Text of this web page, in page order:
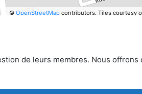
© OpenStreetMapcontributors. Tiles courtesy
de leurs membres. Nous